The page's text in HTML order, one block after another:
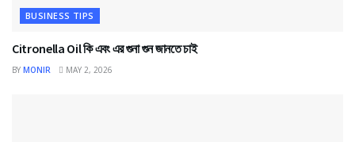
BUSINESS TIPS
Citronella Oil কি এবং এর গুনা গুন জানতে চাই
BY MONIR MAY 2, 2026